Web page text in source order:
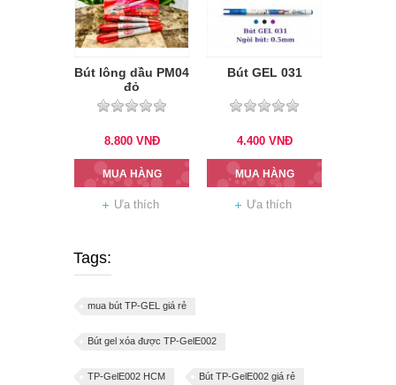
Bút lông dầu PM04
đỏ
8.800 VNĐ
MUA HÀNG
Ưa thích
Bút GEL 031
4.400 VNĐ
MUA HÀNG
Ưa thích
Tags:
mua bút TP-GEL giá rẻ
Bút gel xóa được TP-GelE002
TP-GelE002 HCM Bút TP-GelE002 giá rẻ